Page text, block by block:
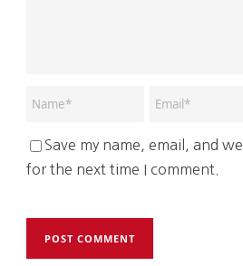
Save my name, email, and
for the next time I comment.